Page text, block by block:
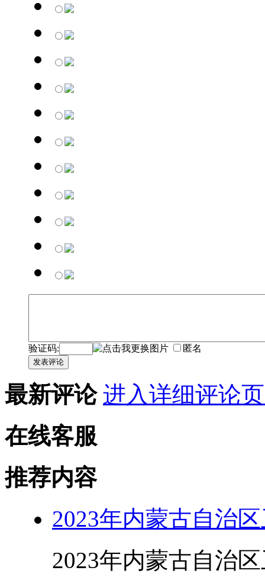
验证码: 匿名
发表评论
最新评论 进入详细评论
在线客服
推荐内容
2023年内蒙古自治
2023年内蒙古自治